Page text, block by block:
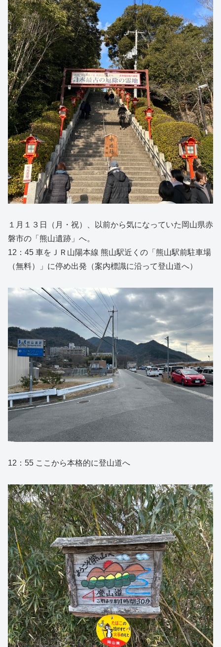
１月１３日（月・祝）、以前から気になっていた岡山県赤
磐市の「熊山遺跡」へ。
12：45 車をＪＲ山陽本線 熊山駅近くの「熊山駅前駐車場
（無料）」に停め出発（案内標識に沿って登山道へ）
12：55 ここから本格的に登山道へ